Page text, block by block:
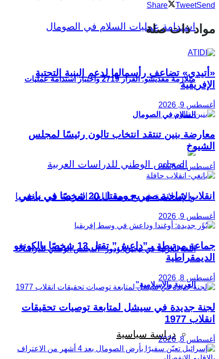
متلازمة مقديشو: القرار 2719 واختبار استدامة عمليات
السلام في الصومال
اللغة العربية في نيجيريا ودور “المجلس الوطني للدراسات
العربية والإسلامية”
دراسة سياسية
Share TweetSend
مواد ذات صلة
«أتيدي» تضاعف رأسمالها لدعم البنية التحتية
الإفريقية
أغسطس 9, 2026
معارضة بنين تنتقد انتخاب تالون رئيسًا لمجلس
الشيوخ
أغسطس 9, 2026
انقلاب شاحنة صهريج ومقتل 20 شخصًا في بانغي
أغسطس 9, 2026
جماعة مرتبطة بـ”داعش” تقتل 13 شخصًا بالكونغو
الديمقراطية
أغسطس 8, 2026
لجنة جديدة في سيشل لمتابعة توصيات تحقيقات
انقلاب 1977
أغسطس 8, 2026